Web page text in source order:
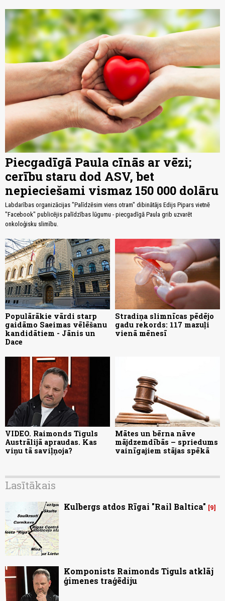
Piecgadīgā Paula cīnās ar vēzi;
cerību staru dod ASV, bet
nepieciešami vismaz 150 000 dolāru
Labdarības organizācijas "Palīdzēsim viens otram" dibinātājs Edijs Pipars vietnē
"Facebook" publicējis palīdzības lūgumu - piecgadīgā Paula grib uzvarēt
onkoloģisku slimību.
Populārākie vārdi starp
gaidāmo Saeimas vēlēšanu
kandidātiem - Jānis un
Dace
Stradiņa slimnīcas pēdējo
gadu rekords: 117 mazuļi
vienā mēnesī
VIDEO. Raimonds Tiguls
Austrālijā apraudas. Kas
viņu tā saviļņoja?
Mātes un bērna nāve
mājdzemdībās – spriedums
vainīgajiem stājas spēkā
Lasītākais
Kulbergs atdos Rīgai "Rail Baltica" 9
Komponists Raimonds Tiguls atklāj
ģimenes traģēdiju